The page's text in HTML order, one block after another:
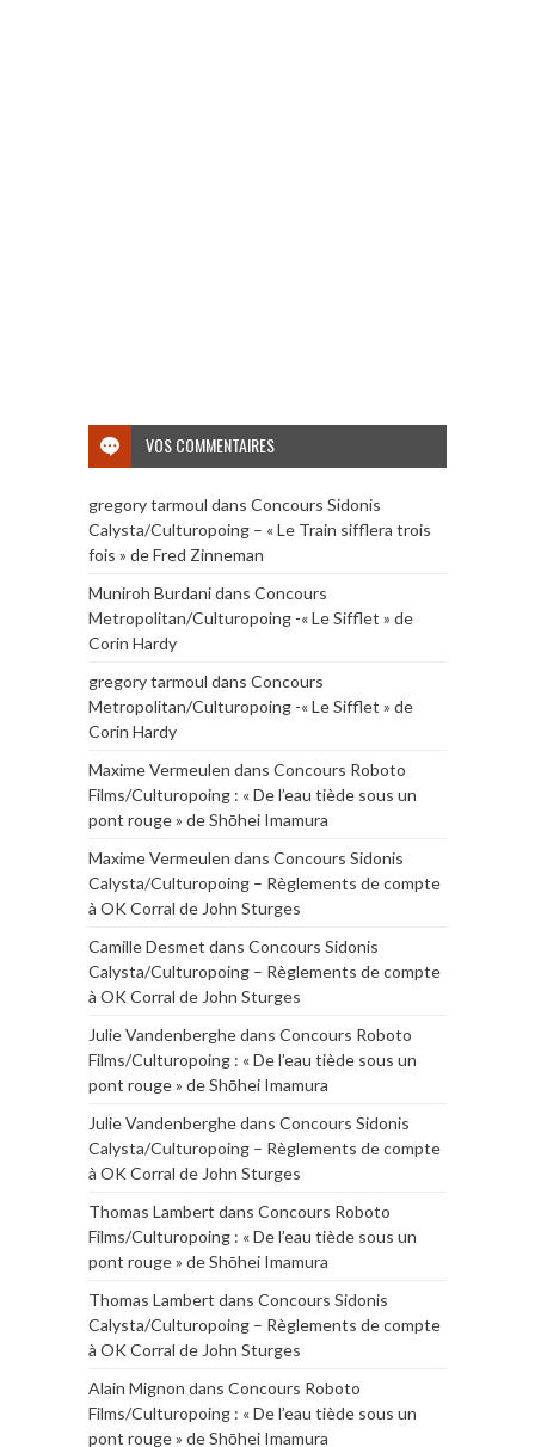
VOS COMMENTAIRES
gregory tarmoul dans Concours Sidonis
Calysta/Culturopoing – « Le Train sifflera trois
fois » de Fred Zinneman
Muniroh Burdanidans Concours
Metropolitan/Culturopoing -« Le Sifflet » de
Corin Hardy
gregory tarmoul dans Concours
Metropolitan/Culturopoing -« Le Sifflet » de
Corin Hardy
Maxime Vermeulen dans Concours Roboto
Films/Culturopoing : « De l’eau tiède sous un
pont rouge » de Shōhei Imamura
Maxime Vermeulen dans Concours Sidonis
Calysta/Culturopoing – Règlements de compte
à OK Corral de John Sturges
Camille Desmet dans Concours Sidonis
Calysta/Culturopoing – Règlements de compte
à OK Corral de John Sturges
Julie Vandenberghedans Concours Roboto
Films/Culturopoing : « De l’eau tiède sous un
pont rouge » de Shōhei Imamura
Julie Vandenberghedans Concours Sidonis
Calysta/Culturopoing – Règlements de compte
à OK Corral de John Sturges
Thomas Lambert dans Concours Roboto
Films/Culturopoing : « De l’eau tiède sous un
pont rouge » de Shōhei Imamura
Thomas Lambert dans Concours Sidonis
Calysta/Culturopoing – Règlements de compte
à OK Corral de John Sturges
Alain Mignon dans Concours Roboto
Films/Culturopoing : « De l’eau tiède sous un
pont rouge » de Shōhei Imamura